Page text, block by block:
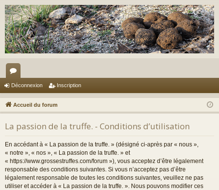
or
u
m
s
Déconnexion Inscription
Accueil du forum
La passion de la truffe. - Conditions d’utilisation
En accédant à « La passion de la truffe. » (désigné ci-après par « nous »,
« notre », « nos », « La passion de la truffe. » et
« https://www.grossestruffes.com/forum »), vous acceptez d’être légalement
responsable des conditions suivantes. Si vous n’acceptez pas d’être
légalement responsable de toutes les conditions suivantes, veuillez ne pas
utiliser et accéder à « La passion de la truffe. ». Nous pouvons modifier ces